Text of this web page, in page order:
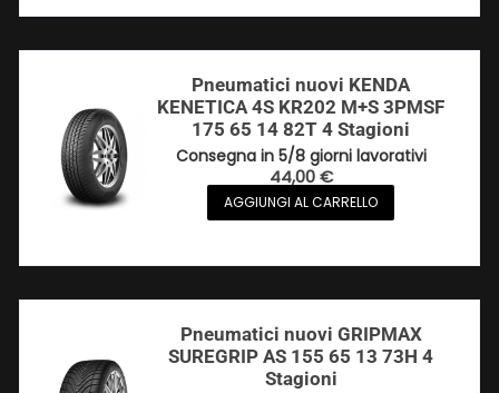
Pneumatici nuovi KENDA
KENETICA 4S KR202 M+S 3PMSF
175 65 14 82T 4 Stagioni
Consegna in 5/8 giorni lavorativi
44,00€
AGGIUNGI AL CARRELLO
Pneumatici nuovi GRIPMAX
SUREGRIP AS 155 65 13 73H 4
Stagioni